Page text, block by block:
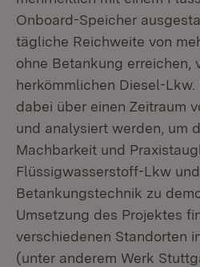
Onboard-Speicher
tägliche Reich­weite von
ohne Betankung erreichen,
herkömmlichen Diesel-
dabei über einen Zeitraum
und analysiert werden, um
Machbarkeit und
Flüssigwasserstoff-Lkw
Betankungstechnik zu
Umsetzung des Projektes
verschiedenen Standorten
(unter anderem Werk